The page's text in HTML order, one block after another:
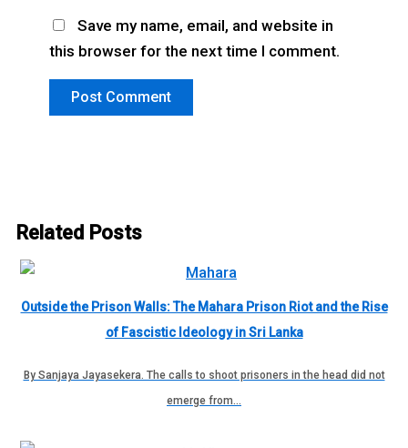
Save my name, email, and website in
this browser for the next time I comment.
Related Posts
Outside the Prison Walls: The Mahara Prison Riot and the Rise
of Fascistic Ideology in Sri Lanka
By Sanjaya Jayasekera. The calls to shoot prisoners in the head did not
emerge from…